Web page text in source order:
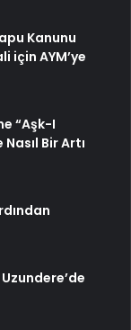
Kanunu
için AYM’ye
“Aşk-I
Bir Artı